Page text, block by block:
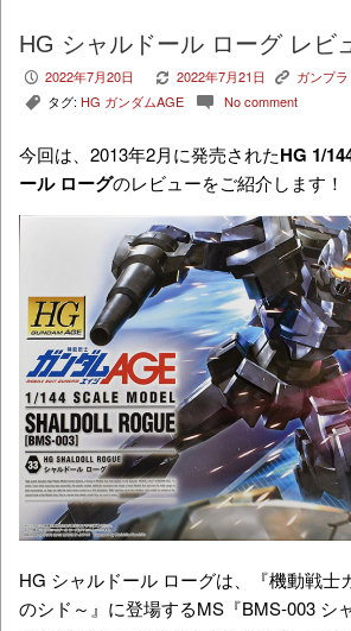
HG シャルドール ローグ レビ
P 2022年7月20日 V 2022年7月21日 K ガンプラ
, タグ: HG ガンダムAGE c No comment
今回は、2013年2月に発売されたHG 1/
ール ローグのレビューをご紹介します！
HG シャルドール ローグは、『機動戦士
のシド～ 』に登場するMS『BMS-003 シ